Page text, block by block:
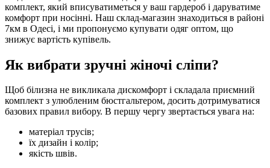
комплект, який вписуватиметься у ваш гардероб і даруватиме
комфорт при носінні. Наш склад-магазин знаходиться в районі
7км в Одесі, і ми пропонуємо купувати одяг оптом, що
знижує вартість купівель.
Як вибрати зручні жіночі сліпи?
Щоб білизна не викликала дискомфорт і складала приємний
комплект з улюбленим бюстгальтером, досить дотримуватися
базових правил вибору. В першу чергу звертається увага на:
матеріал трусів;
їх дизайн і колір;
якість швів.